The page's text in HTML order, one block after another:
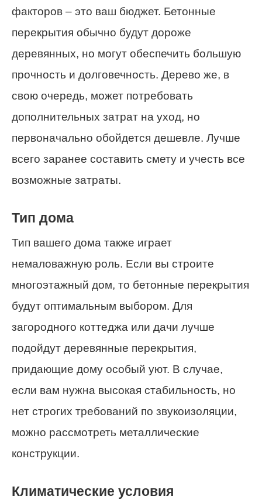
факторов – это ваш бюджет. Бетонные
перекрытия обычно будут дороже
деревянных, но могут обеспечить большую
прочность и долговечность. Дерево же, в
свою очередь, может потребовать
дополнительных затрат на уход, но
первоначально обойдется дешевле. Лучше
всего заранее составить смету и учесть все
возможные затраты.
Тип дома
Тип вашего дома также играет
немаловажную роль. Если вы строите
многоэтажный дом, то бетонные перекрытия
будут оптимальным выбором. Для
загородного коттеджа или дачи лучше
подойдут деревянные перекрытия,
придающие дому особый уют. В случае,
если вам нужна высокая стабильность, но
нет строгих требований по звукоизоляции,
можно рассмотреть металлические
конструкции.
Климатические условия